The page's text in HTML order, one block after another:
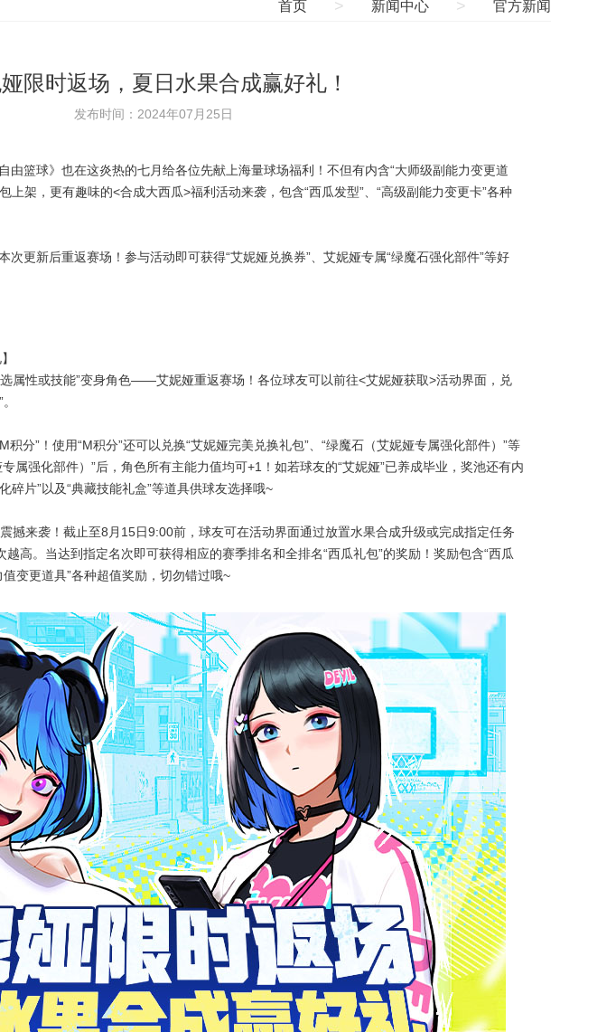
首页 > 新闻中心 > 官方新闻
限时返场，夏日水果合成赢好礼！
发布时间：2024年07月25日
由篮球》也在这炎热的七月给各位先献上海量球场福利！不但有内含“大师级副能力变更道
上架，更有趣味的<合成大西瓜>福利活动来袭，包含“西瓜发型”、“高级副能力变更卡”各种
更新后重返赛场！参与活动即可获得“艾妮娅兑换券”、艾妮娅专属“绿魔石强化部件”等好
属性或技能”变身角色——艾妮娅重返赛场！各位球友可以前往<艾妮娅获取>活动界面，兑
积分”！使用“M积分”还可以兑换“艾妮娅完美兑换礼包”、“绿魔石（艾妮娅专属强化部件）”等
属强化部件）”后，角色所有主能力值均可+1！如若球友的“艾妮娅”已养成毕业，奖池还有内
碎片”以及“典藏技能礼盒”等道具供球友选择哦~
撼来袭！截止至8月15日9:00前，球友可在活动界面通过放置水果合成升级或完成指定任务
越高。当达到指定名次即可获得相应的赛季排名和全排名“西瓜礼包”的奖励！奖励包含“西瓜
值变更道具”各种超值奖励，切勿错过哦~